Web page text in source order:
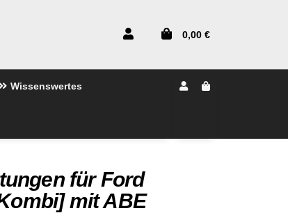
0,00 €
Wissenswertes
für Ford
mit ABE